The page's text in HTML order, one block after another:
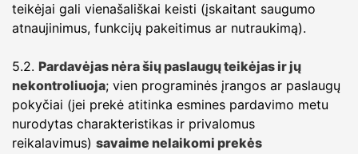
teikėjai gali vienašališkai keisti (įskaitant saugumo
atnaujinimus, funkcijų pakeitimus ar nutraukimą).
5.2. Pardavėjas nėra šių paslaugų teikėjas ir jų
nekontroliuoja; vien programinės įrangos ar paslaugų
pokyčiai (jei prekė atitinka esmines pardavimo metu
nurodytas charakteristikas ir privalomus
reikalavimus) savaime nelaikomi prekės